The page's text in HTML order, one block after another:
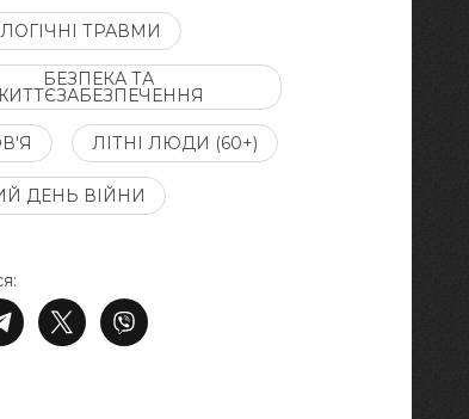
ТРАВМИ
БЕЗПЕКА ТА
ЛІТНІ ЛЮДИ (60+)
ДЕНЬ ВІЙНИ